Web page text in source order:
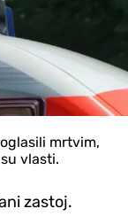
mrtvim,
vlasti.
zastoj.